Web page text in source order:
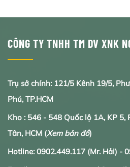
CÔNG TY TNHH TM DV XNK
Trụ sở chính: 121/5 Kênh 19/5,
Phú, TP.HCM
Kho : 546 - 548 Quốc lộ 1A, KP 5,
Tân, HCM (Xem bản đồ)
Hotline: 0902.449.117 (Mr. Hải) -